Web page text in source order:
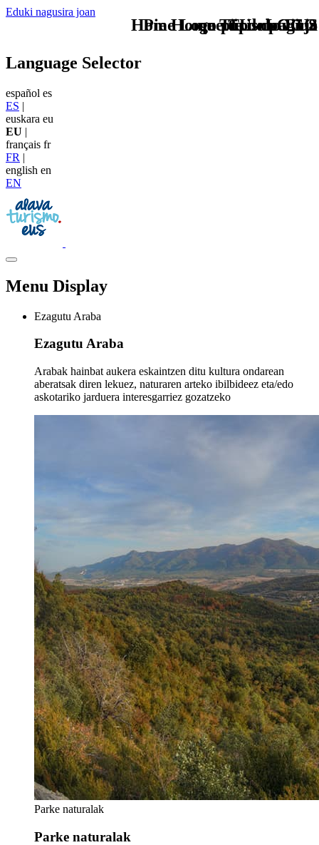
Eduki nagusira joan
TU - LOGO
Language Selector
español es
ES |
euskara eu
EU |
français fr
FR |
english en
EN
Menu Display
Ezagutu Araba
Ezagutu Araba
Arabak hainbat aukera eskaintzen ditu kultura ondarean
aberatsak diren lekuez, naturaren arteko ibilbideez eta/edo
askotariko jarduera interesgarriez gozatzeko
Parke naturalak
Parke naturalak
que tipo de viaje
Home Logo pie de página
Pie Home Turismo EUS